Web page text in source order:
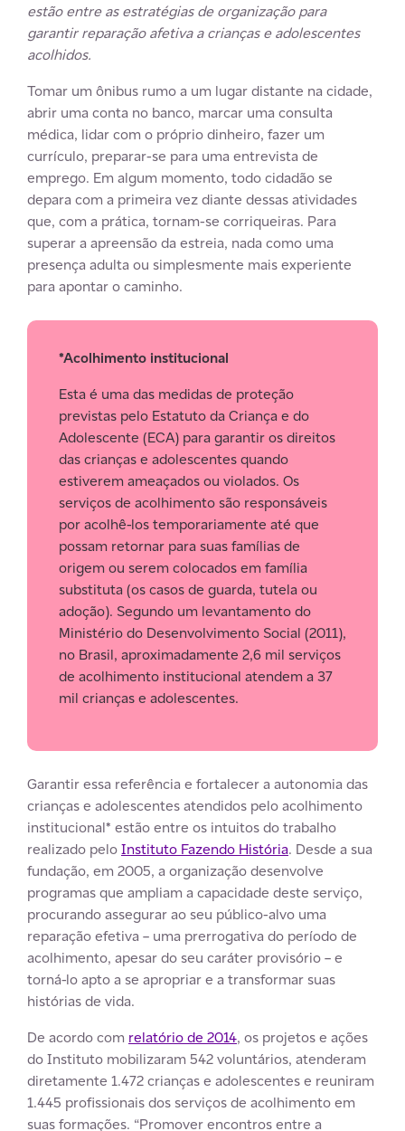
estão entre as estratégias de organização para
garantir reparação afetiva a crianças e adolescentes
acolhidos.
Tomar um ônibus rumo a um lugar distante na cidade,
abrir uma conta no banco, marcar uma consulta
médica, lidar com o próprio dinheiro, fazer um
currículo, preparar-se para uma entrevista de
emprego. Em algum momento, todo cidadão se
depara com a primeira vez diante dessas atividades
que, com a prática, tornam-se corriqueiras. Para
superar a apreensão da estreia, nada como uma
presença adulta ou simplesmente mais experiente
para apontar o caminho.
*Acolhimento institucional
Esta é uma das medidas de proteção
previstas pelo Estatuto da Criança e do
Adolescente (ECA) para garantir os direitos
das crianças e adolescentes quando
estiverem ameaçados ou violados. Os
serviços de acolhimento são responsáveis
por acolhê-los temporariamente até que
possam retornar para suas famílias de
origem ou serem colocados em família
substituta (os casos de guarda, tutela ou
adoção). Segundo um levantamento do
Ministério do Desenvolvimento Social (2011),
no Brasil, aproximadamente 2,6 mil serviços
de acolhimento institucional atendem a 37
mil crianças e adolescentes.
Garantir essa referência e fortalecer a autonomia das
crianças e adolescentes atendidos pelo acolhimento
institucional* estão entre os intuitos do trabalho
realizado peloInstituto Fazendo História. Desde a sua
fundação, em 2005, a organização desenvolve
programas que ampliam a capacidade deste serviço,
procurando assegurar ao seu público-alvo uma
reparação efetiva – uma prerrogativa do período de
acolhimento, apesar do seu caráter provisório – e
torná-lo apto a se apropriar e a transformar suas
histórias de vida.
De acordo com relatório de 2014, os projetos e ações
do Instituto mobilizaram 542 voluntários, atenderam
diretamente 1.472 crianças e adolescentes e reuniram
1.445 profissionais dos serviços de acolhimento em
suas formações. “Promover encontros entre a